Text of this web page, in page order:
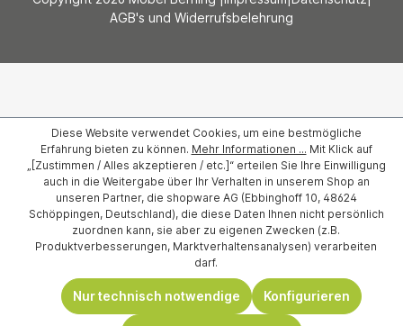
AGB's und Widerrufsbelehrung
Diese Website verwendet Cookies, um eine bestmögliche
Erfahrung bieten zu können. Mehr Informationen ... Mit Klick auf
„[Zustimmen / Alles akzeptieren / etc.]“ erteilen Sie Ihre Einwilligung
auch in die Weitergabe über Ihr Verhalten in unserem Shop an
unseren Partner, die shopware AG (Ebbinghoff 10, 48624
Schöppingen, Deutschland), die diese Daten Ihnen nicht persönlich
zuordnen kann, sie aber zu eigenen Zwecken (z.B.
Produktverbesserungen, Marktverhaltensanalysen) verarbeiten
darf.
Nur technisch notwendige Konfigurieren